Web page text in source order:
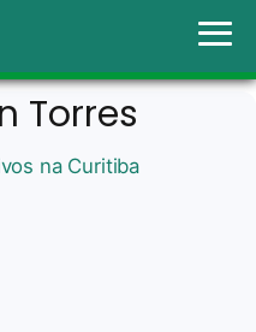
Torres
na Curitiba